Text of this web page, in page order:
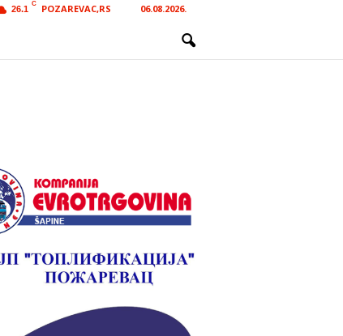
26.1
C POZAREVAC,RS 06.08.2026.